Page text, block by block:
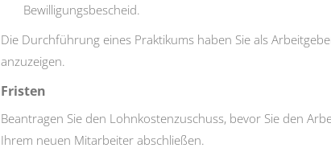
Bewilligungsbescheid.
Die Durchführung eines Praktikums haben Sie als
anzuzeigen.
Fristen
Beantragen Sie den Lohnkostenzuschuss, bevor Sie den
Ihrem neuen Mitarbeiter abschließen.